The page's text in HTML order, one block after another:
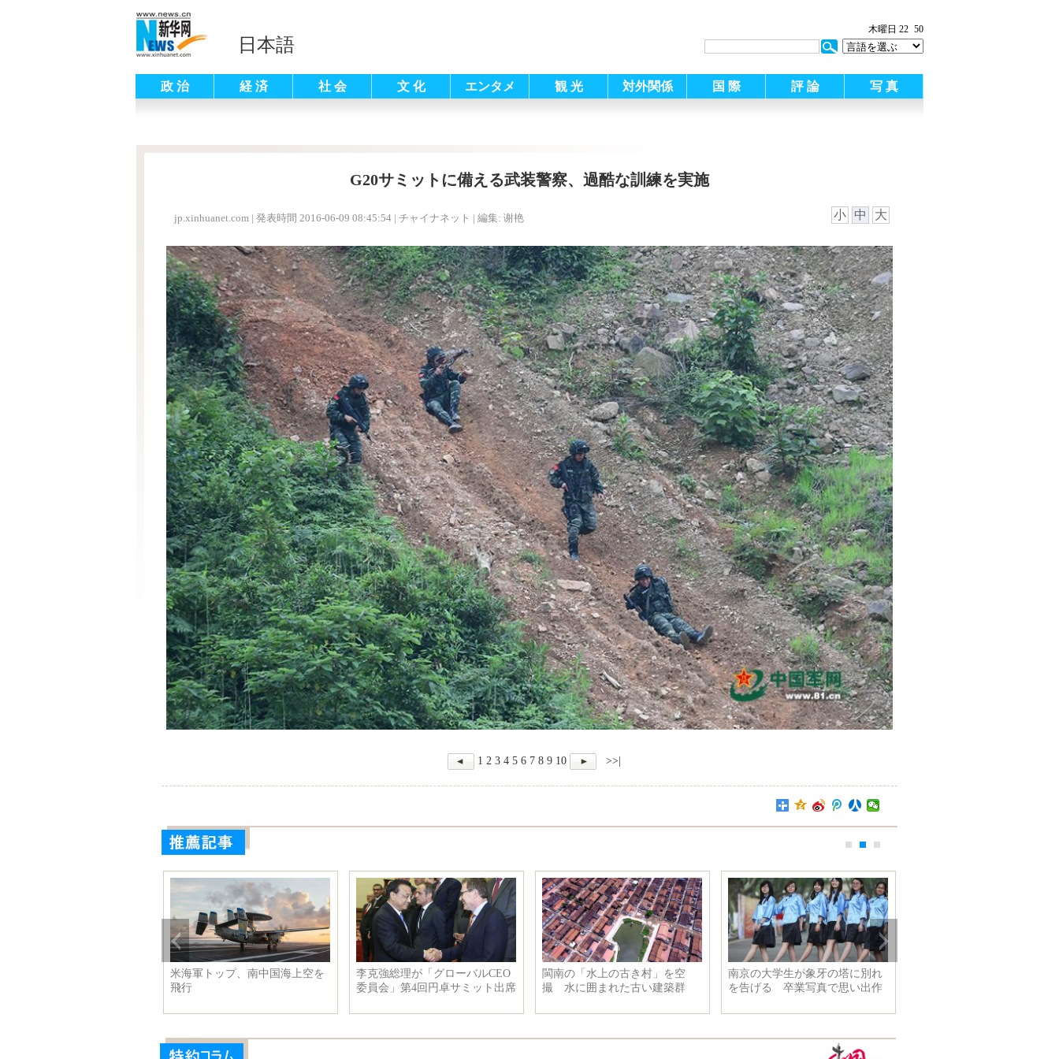
日本語
木曜日 22 50
政 治 経 済 社 会 文 化 エンタメ 観 光 対外関係 国 際 評 論 写 真
G20サミットに備える武装警察、過酷な訓練を実施
jp.xinhuanet.com | 発表時間 2016-06-09 08:45:54 | チャイナネット | 編集: 谢艳 小 中 大
1 2 3 4 5 6 7 8 9 10 >>|
米海軍トップ、南中国海上空を
飛行
李克強総理が「グローバルCEO
委員会」第4回円卓サミット出席
閩南の「水上の古き村」を空
撮 水に囲まれた古い建築群
南京の大学生が象牙の塔に別れ
を告げる 卒業写真で思い出作